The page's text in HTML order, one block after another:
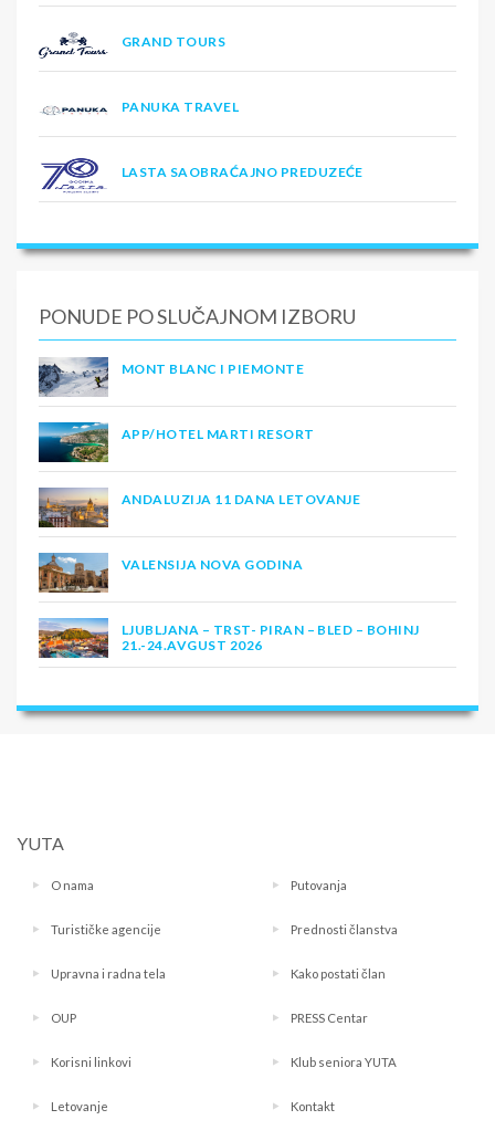
GRAND TOURS
PANUKA TRAVEL
LASTA SAOBRAĆAJNO PREDUZEĆE
PONUDE PO SLUČAJNOM IZBORU
MONT BLANC I PIEMONTE
APP/HOTEL MARTI RESORT
ANDALUZIJA 11 DANA LETOVANJE
VALENSIJA NOVA GODINA
LJUBLJANA – TRST- PIRAN – BLED – BOHINJ
21.-24.AVGUST 2026
YUTA
O nama Putovanja
Turističke agencije Prednosti članstva
Upravna i radna tela Kako postati član
OUP PRESS Centar
Korisni linkovi Klub seniora YUTA
Letovanje Kontakt